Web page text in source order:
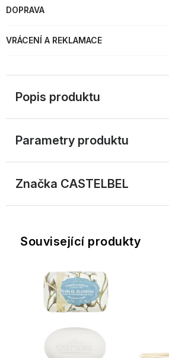
DOPRAVA
VRÁCENÍ A REKLAMACE
Popis produktu
Parametry produktu
Značka CASTELBEL
Související produkty